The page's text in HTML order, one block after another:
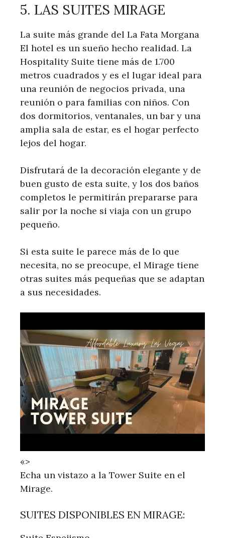
5. LAS SUITES MIRAGE
La suite más grande del La Fata Morgana
El hotel es un sueño hecho realidad. La
Hospitality Suite tiene más de 1.700
metros cuadrados y es el lugar ideal para
una reunión de negocios privada, una
reunión o para familias con niños. Con
dos dormitorios, ventanales, un bar y una
amplia sala de estar, es el hogar perfecto
lejos del hogar.
Disfrutará de la decoración elegante y de
buen gusto de esta suite, y los dos baños
completos le permitirán prepararse para
salir por la noche si viaja con un grupo
pequeño.
Si esta suite le parece más de lo que
necesita, no se preocupe, el Mirage tiene
otras suites más pequeñas que se adaptan
a sus necesidades.
«>
Echa un vistazo a la Tower Suite en el
Mirage.
SUITES DISPONIBLES EN MIRAGE: